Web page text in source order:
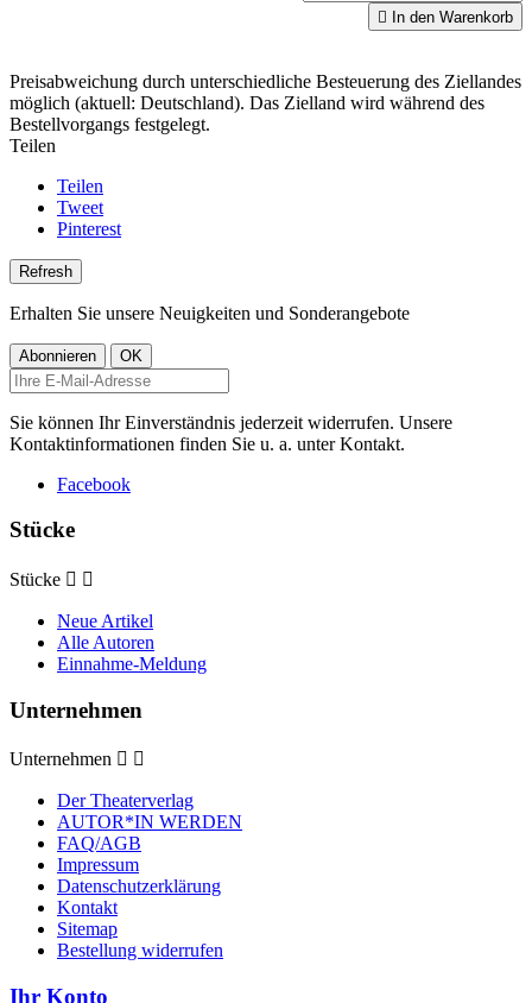
 In den Warenkorb
Preisabweichung durch unterschiedliche Besteuerung des Ziellandes
möglich (aktuell: Deutschland). Das Zielland wird während des
Bestellvorgangs festgelegt.
Teilen
Teilen
Tweet
Pinterest
Erhalten Sie unsere Neuigkeiten und Sonderangebote
Sie können Ihr Einverständnis jederzeit widerrufen. Unsere
Kontaktinformationen finden Sie u. a. unter Kontakt.
Facebook
Stücke
Stücke  
Neue Artikel
Alle Autoren
Einnahme-Meldung
Unternehmen
Unternehmen  
Der Theaterverlag
AUTOR*IN WERDEN
FAQ/AGB
Impressum
Datenschutzerklärung
Kontakt
Sitemap
Bestellung widerrufen
Ihr Konto